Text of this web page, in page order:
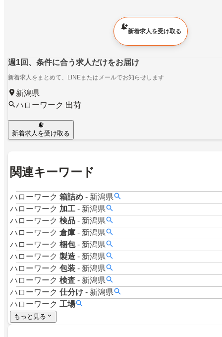
新着求人を受け取る
週1回、条件に合う求人だけをお届け
新着求人をまとめて、LINEまたはメールでお知らせします
新潟県
ハローワーク 出荷
新着求人を受け取る
関連キーワード
ハローワーク 箱詰め - 新潟県
ハローワーク 加工 - 新潟県
ハローワーク 検品 - 新潟県
ハローワーク 倉庫 - 新潟県
ハローワーク 梱包 - 新潟県
ハローワーク 製造 - 新潟県
ハローワーク 包装 - 新潟県
ハローワーク 検査 - 新潟県
ハローワーク 仕分け - 新潟県
ハローワーク 工場
もっと見る